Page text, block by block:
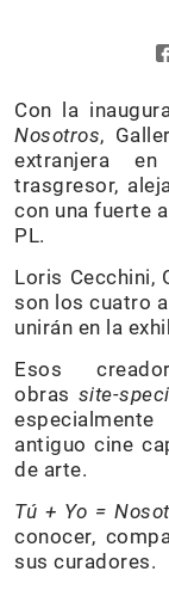
Con la
Nosotros,
extranjera
trasgresor,
con una fuerte
PL.
Loris Cecchini,
son los cuatro
unirán en la
Esos
obras site-
antiguo cine
de arte.
Tú + Yo =
conocer,
sus curadores.